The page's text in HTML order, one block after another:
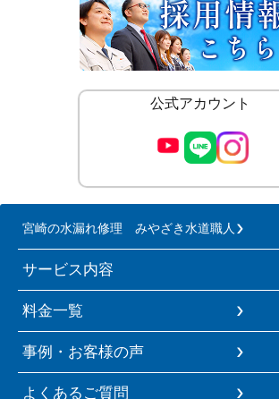
公式アカウント
宮崎の水漏れ修理 みやざき水道職人
サービス内容
料金一覧
事例・お客様の声
よくあるご質問